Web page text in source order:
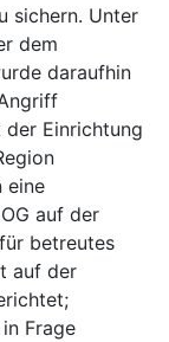
sichern. Unter
dem
daraufhin
Einrichtung
eine
auf der
betreutes
auf der
Frage